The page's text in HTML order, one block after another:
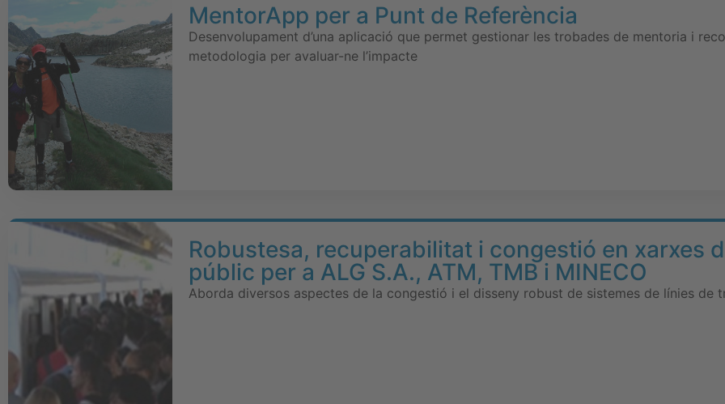
MentorApp per a Punt de Referència
Desenvolupament d’una aplicació que permet gestionar les trobades de mentoria i
metodologia per avaluar-ne l’impacte
Robustesa, recuperabilitat i congestió en xarxes
públic per a ALG S.A., ATM, TMB i MINECO
Aborda diversos aspectes de la congestió i el disseny robust de sistemes de línies de